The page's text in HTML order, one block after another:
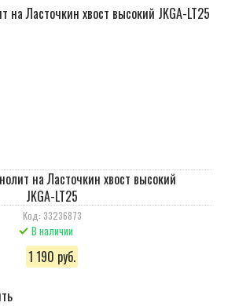
на Ласточкин хвост высокий
JKGA-LT25
Код: 33236873
В наличии
1 190 руб.